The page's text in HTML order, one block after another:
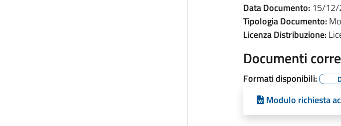
Data Documento:15/12/
Tipologia Documento:
Licenza Distribuzione:
Documenti
Formati disponibili:
Modulo richiesta